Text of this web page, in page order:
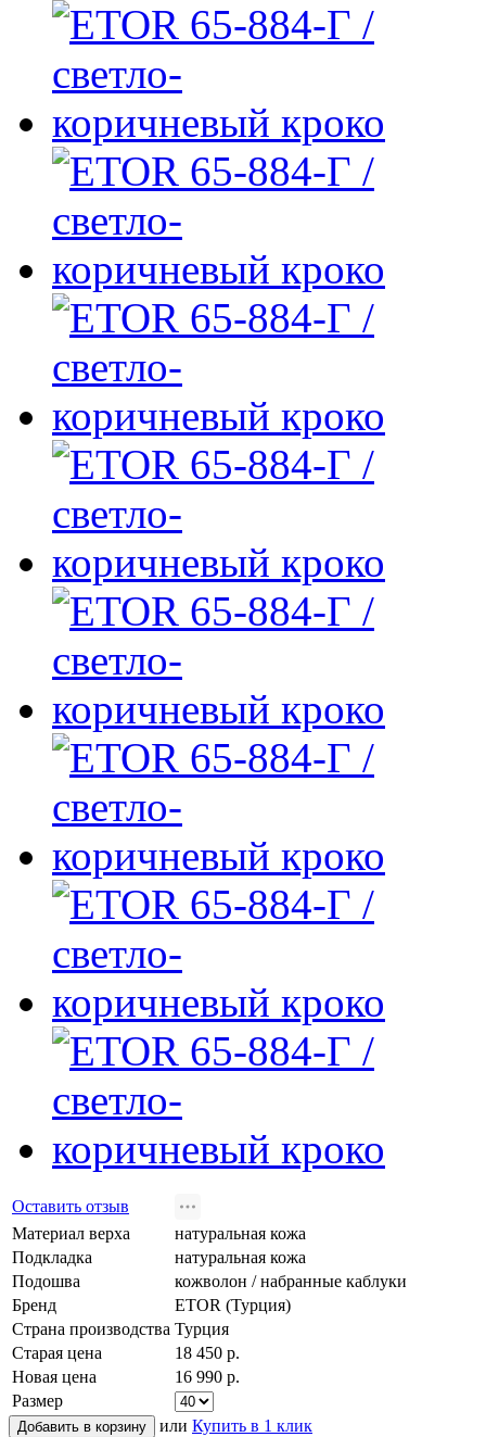
Оставить отзыв
Материал верха
натуральная кожа
Подкладка
натуральная кожа
Подошва
кожволон / набранные каблуки
Бренд
ETOR (Турция)
Страна производства Турция
Старая цена
18 450 р.
Новая цена
16 990 р.
Размер
или Купить в 1 клик